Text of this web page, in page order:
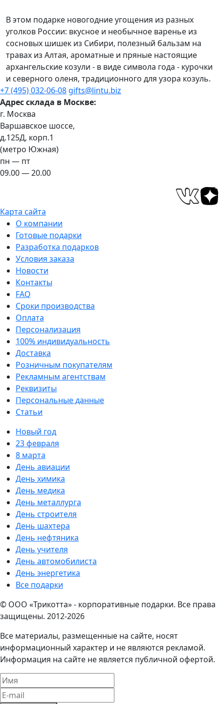
В этом подарке новогодние угощения из разных
уголков России: вкусное и необычное варенье из
сосновых шишек из Сибири, полезный бальзам на
травах из Алтая, ароматные и пряные настоящие
архангельские козули - в виде символа года - курочки
и северного оленя, традиционного для узора козуль.
+7 (495) 032-06-08 gifts@lintu.biz
Адрес склада в Москве:
г. Москва
Варшавское шоссе,
д.125Д, корп.1
(метро Южная)
пн — пт
09.00 — 20.00
Карта сайта
О компании
Готовые подарки
Разработка подарков
Условия заказа
Новости
Контакты
FAQ
Сроки производства
Оплата
Персонализация
100% индивидуальность
Доставка
Розничным покупателям
Рекламным агентствам
Реквизиты
Персональные данные
Статьи
Новый год
23 февраля
8 марта
День авиации
День химика
День медика
День металлурга
День строителя
День шахтера
День нефтяника
День учителя
День автомобилиста
День энергетика
Все подарки
© ООО «Трикотта» - корпоративные подарки. Все права
защищены. 2012-2026
Все материалы, размещенные на сайте, носят
информационный характер и не являются рекламой.
Информация на сайте не является публичной офертой.